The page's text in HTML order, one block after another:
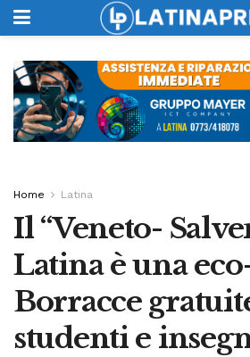
Home Latina
Il “Veneto-
Latina è una
Borracce
studenti e